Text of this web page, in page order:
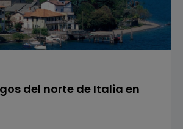
del norte de Italia en